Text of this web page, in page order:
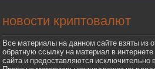
новости криптовалют
Все материалы на данном сайте взяты из
обратную ссылку на материал в
сайта и предоставляются исключительно